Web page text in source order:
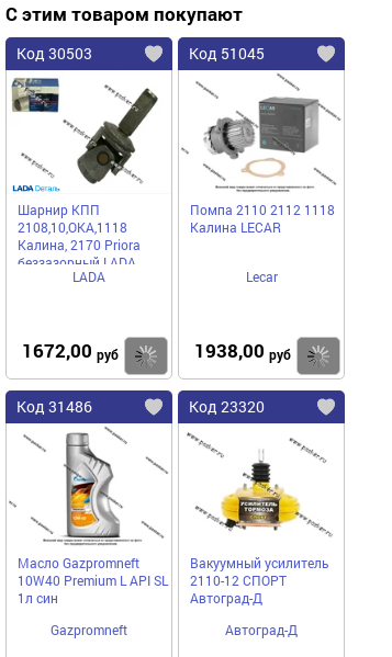
С этим товаром покупают
Код 30503
Шарнир КПП
2108,10,ОКА,1118
Калина, 2170 Priora
беззазорный LADA
LADA
1672,00 руб Купить
Код 51045
Помпа 2110 2112 1118
Калина LECAR
Lecar
1938,00 руб
Код 31486
Масло Gazpromneft
10W40 Premium L API SL
1л син
Gazpromneft
Код 23320
Вакуумный усилитель
2110-12 СПОРТ
Автоград-Д
Автоград-Д